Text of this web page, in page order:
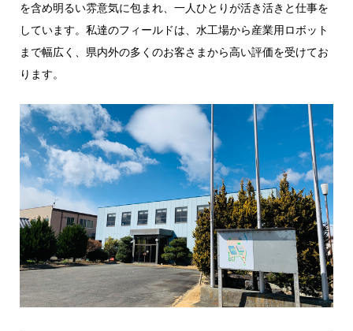
を含め明るい雰意気に包まれ、一人ひとりが活き活きと仕事を
しています。私達のフィールドは、水工場から産業用ロボット
まで幅広く、県内外の多くのお客さまから高い評価を受けてお
ります。